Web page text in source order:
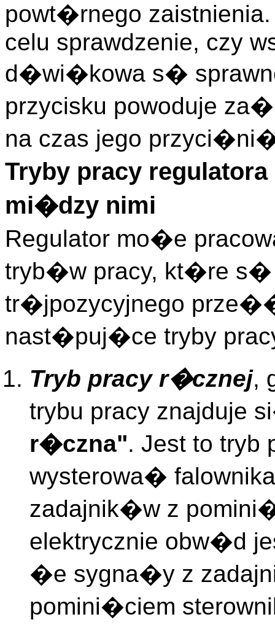
powt�rnego
celu sprawdzenie, czy
d�wi�kowa s�
przycisku powoduje
na czas jego
Tryby pracy
mi�dzy nimi
Regulator mo�e
tryb�w pracy, kt�re s�
tr�jpozycyjnego
nast�puj�ce tryby
Tryb pracy r�cznej,
trybu pracy
r�czna". Jest to tryb
wysterowa�
zadajnik�w z
elektrycznie obw�d
�e sygna�y z
pomini�ciem